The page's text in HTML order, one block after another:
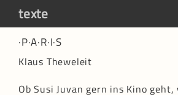
texte
susi juvan
·P·A·R·I·S
Klaus Theweleit
Ob Susi Juvan gern ins Kino